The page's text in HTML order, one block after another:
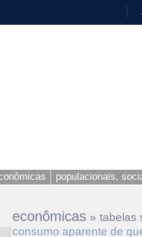
populacionais,
econômicas » tabelas
consumo aparente de